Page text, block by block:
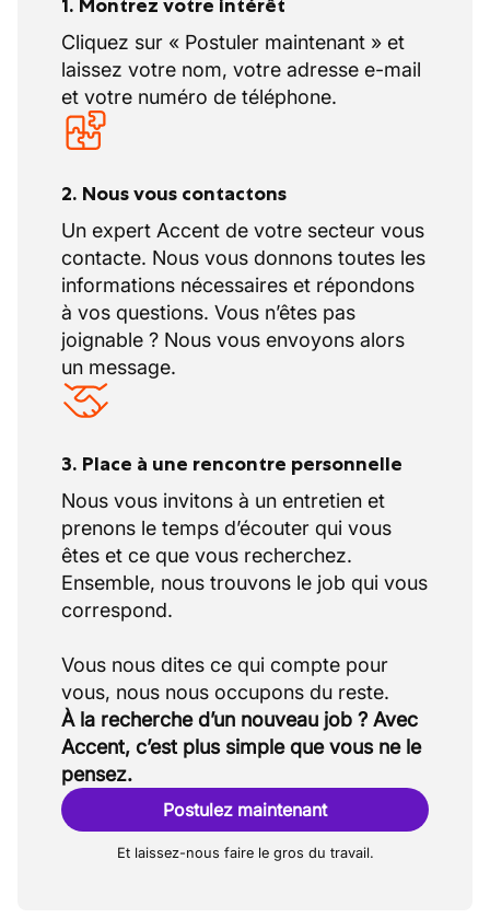
l'échelle du secteur. Ces jours-là, vous ne
travaillez pas et ne prenez pas de jours
de vacances, mais des jours de repos
compensatoires.
Des avantages complémentaires
Formations et perfectionnements pour
professionnelles.
Saisissez cette opportunité et contribuez à
construire l'avenir!
1. Montrez votre intérêt
Cliquez sur « Postuler maintenant » et
laissez votre nom, votre adresse e-mail
et votre numéro de téléphone.
2. Nous vous contactons
Un expert Accent de votre secteur vous
contacte. Nous vous donnons toutes les
informations nécessaires et répondons
à vos questions. Vous n’êtes pas
joignable ? Nous vous envoyons alors
un message.
3. Place à une rencontre personnelle
Nous vous invitons à un entretien et
prenons le temps d’écouter qui vous
êtes et ce que vous recherchez.
Ensemble, nous trouvons le job qui vous
correspond.
Vous nous dites ce qui compte pour
À la recherche d’un nouveau job ? Avec
Accent, c’est plus simple que vous ne le
pensez.
Postulez maintenant
Et laissez-nous faire le gros du travail.